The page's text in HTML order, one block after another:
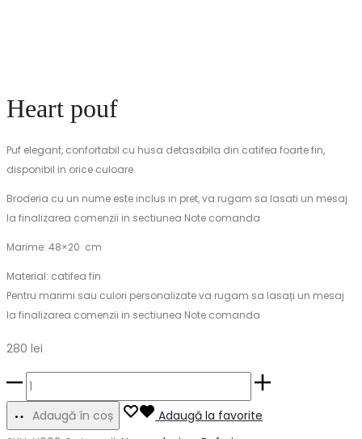
Heart pouf
Puf elegant, confortabil cu husa detasabila din catifea foarte fin,
disponibil in orice culoare.
Broderia cu un nume este inclus in pret, va rugam sa lasati un mesaj
la finalizarea comenzii in sectiunea Note comanda
Marime: 48×20 cm
Material: catifea fin
Pentru marimi sau culori personalizate va rugam sa lasați un mesaj
la finalizarea comenzii in sectiunea Note comanda
280 lei
Cantitate
Heart
pouf
Adaugă în coș
Adaugă la favorite